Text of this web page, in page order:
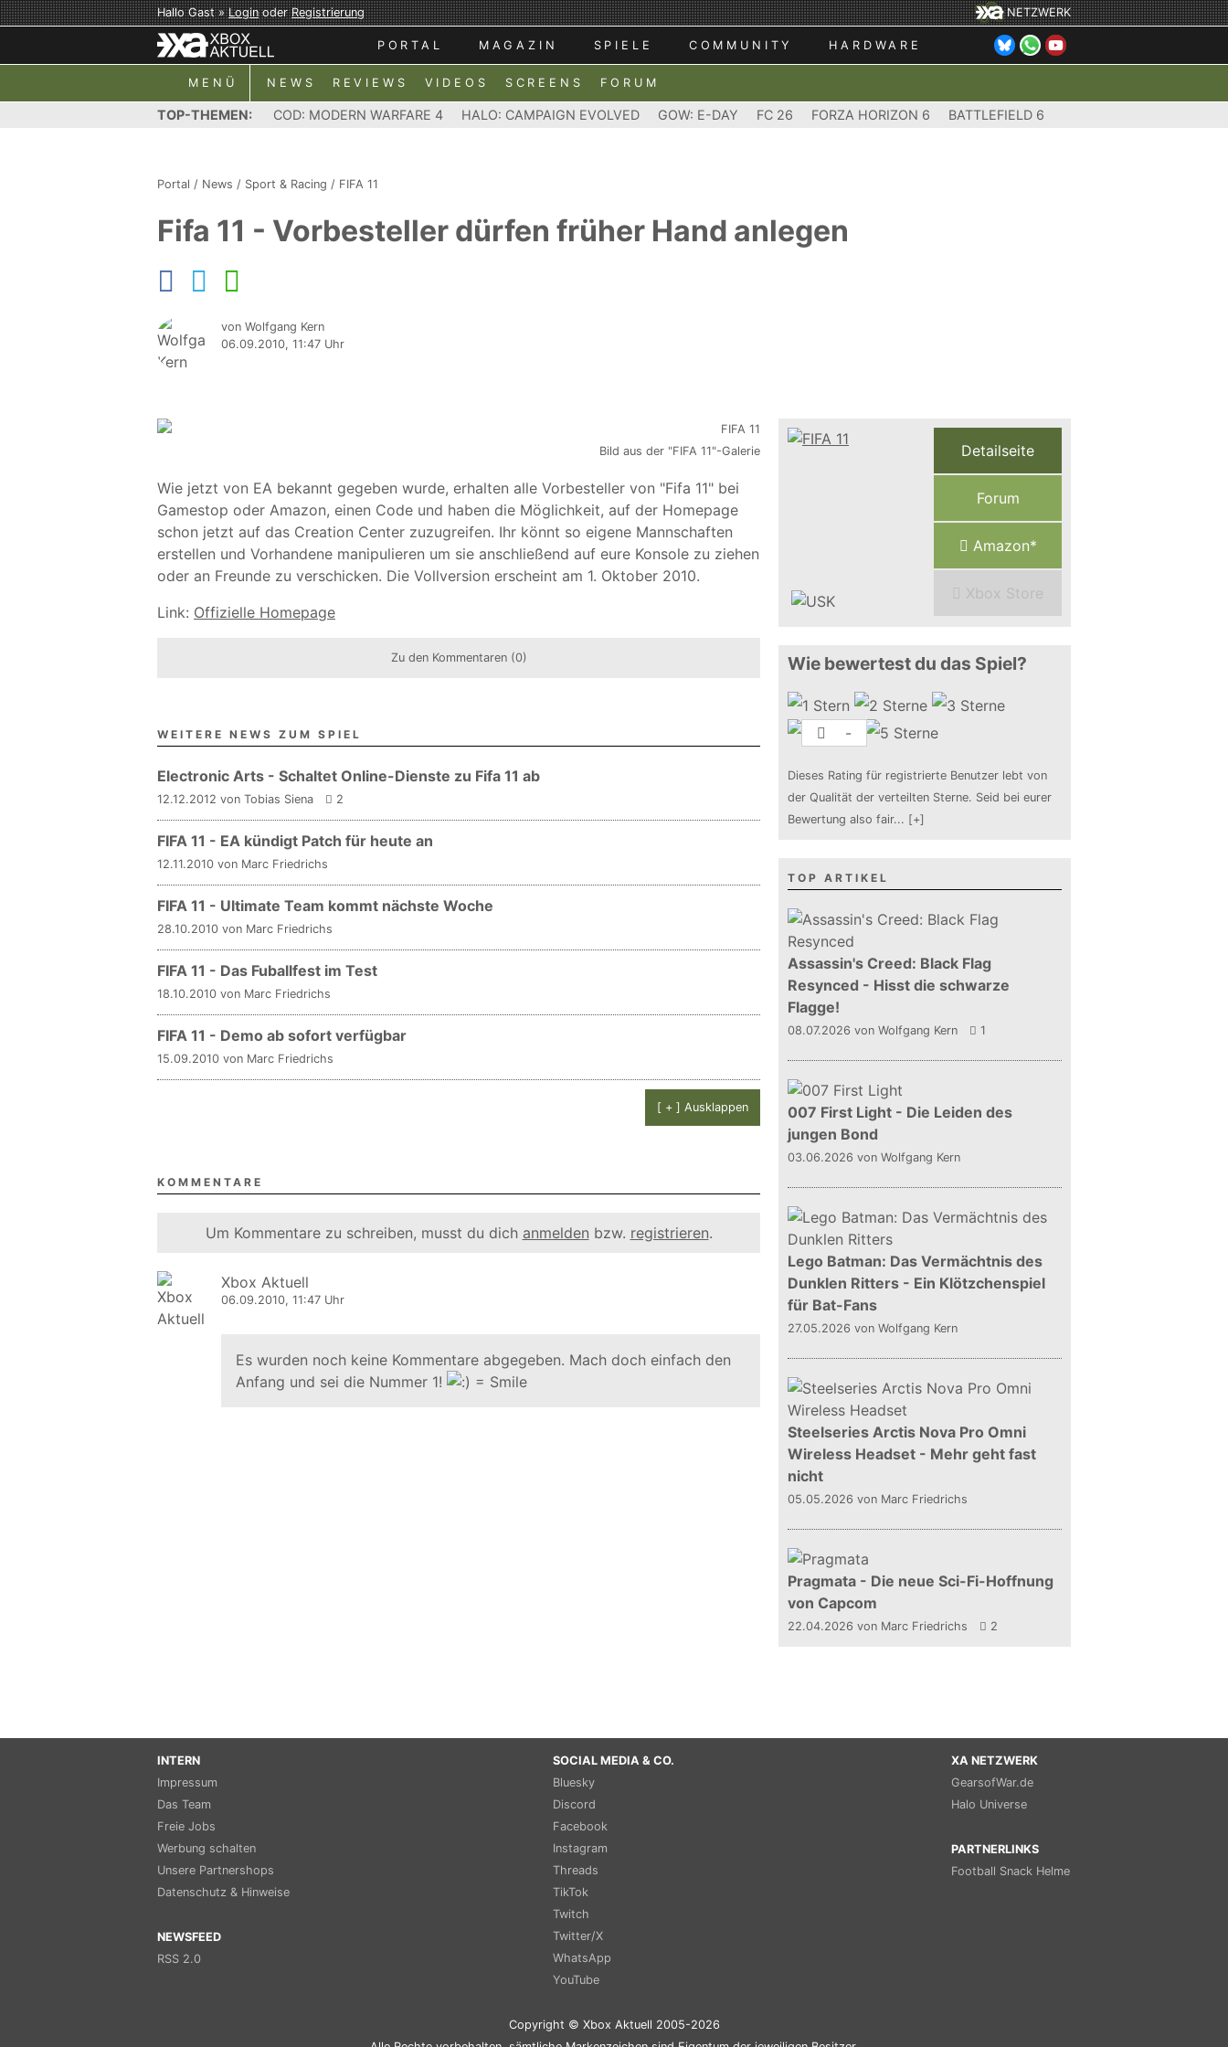
Hallo Gast »LoginoderRegistrierung NETZWERK
PORTAL MAGAZIN SPIELE COMMUNITY HARDWARE
MENÜ NEWS REVIEWS VIDEOS SCREENS FORUM
TOP-THEMEN: COD: MODERN WARFARE 4 HALO: CAMPAIGN EVOLVED GOW: E-DAY FC 26 FORZA HORIZON 6 BATTLEFIELD 6
Portal / News / Sport & Racing / FIFA 11
Fifa 11 - Vorbesteller dürfen früher Hand anlegen
von Wolfgang Kern
06.09.2010, 11:47 Uhr
Bild aus der "FIFA 11"-Galerie
Wie jetzt von EA bekannt gegeben wurde, erhalten alle Vorbesteller von "Fifa 11" bei
Gamestop oder Amazon, einen Code und haben die Möglichkeit, auf der Homepage
schon jetzt auf das Creation Center zuzugreifen. Ihr könnt so eigene Mannschaften
erstellen und Vorhandene manipulieren um sie anschließend auf eure Konsole zu ziehen
oder an Freunde zu verschicken. Die Vollversion erscheint am 1. Oktober 2010.
Link: Offizielle Homepage
Zu den Kommentaren (0)
WEITERE NEWS ZUM SPIEL
Electronic Arts - Schaltet Online-Dienste zu Fifa 11 ab
12.12.2012 von Tobias Siena 2
FIFA 11 - EA kündigt Patch für heute an
12.11.2010 von Marc Friedrichs
FIFA 11 - Ultimate Team kommt nächste Woche
28.10.2010 von Marc Friedrichs
FIFA 11 - Das Fuballfest im Test
18.10.2010 von Marc Friedrichs
FIFA 11 - Demo ab sofort verfügbar
15.09.2010 von Marc Friedrichs
[ + ] Ausklappen
KOMMENTARE
Um Kommentare zu schreiben, musst du dich anmelden bzw. registrieren.
Xbox Aktuell
06.09.2010, 11:47 Uhr
Es wurden noch keine Kommentare abgegeben. Mach doch einfach den
Anfang und sei die Nummer 1!
Detailseite
Forum
Amazon*
Xbox Store
Wie bewertest du das Spiel?
-
Dieses Rating für registrierte Benutzer lebt von
der Qualität der verteilten Sterne. Seid bei eurer
Bewertung also fair... [+]
TOP ARTIKEL
Assassin's Creed: Black Flag
Resynced - Hisst die schwarze
Flagge!
08.07.2026 von Wolfgang Kern 1
007 First Light - Die Leiden des
jungen Bond
03.06.2026 von Wolfgang Kern
Lego Batman: Das Vermächtnis des
Dunklen Ritters - Ein Klötzchenspiel
für Bat-Fans
27.05.2026 von Wolfgang Kern
Steelseries Arctis Nova Pro Omni
Wireless Headset - Mehr geht fast
nicht
05.05.2026 von Marc Friedrichs
Pragmata - Die neue Sci-Fi-Hoffnung
von Capcom
22.04.2026 von Marc Friedrichs 2
INTERN
Impressum
Das Team
Freie Jobs
Werbung schalten
Unsere Partnershops
Datenschutz & Hinweise
NEWSFEED
RSS 2.0
SOCIAL MEDIA & CO.
Bluesky
Discord
Facebook
Instagram
Threads
TikTok
Twitch
Twitter/X
WhatsApp
YouTube
XA NETZWERK
GearsofWar.de
Halo Universe
PARTNERLINKS
Football Snack Helme
Copyright © Xbox Aktuell 2005-2026